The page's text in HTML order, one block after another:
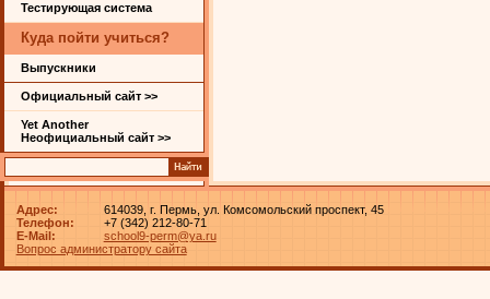
Тестирующая система
Куда пойти учиться?
Выпускники
Официальный сайт >>
Yet Another
Неофициальный сайт >>
Адрес:
614039, г. Пермь, ул. Комсомольский проспект, 45
Телефон:
+7 (342) 212-80-71
E-Mail:
school9-perm@ya.ru
Вопрос администратору сайта